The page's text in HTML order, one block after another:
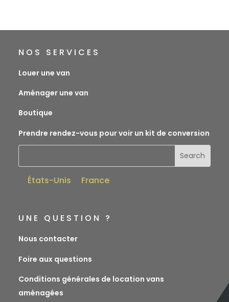
NOS SERVICES
Louer une van
Aménager une van
Boutique
Prendre rendez-vous pour voir un kit de conversion
États-Unis France
UNE QUESTION ?
Nous contacter
Foire aux questions
Conditions générales de location vans
aménagées